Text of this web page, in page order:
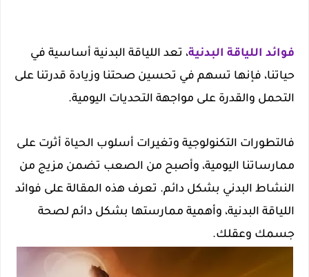
فوائد اللياقة البدنية، تعد اللياقة البدنية أساسية في
حياتنا، فإنها تسهم في تحسين صحتنا وزيادة قدرتنا على
التحمل والقدرة على مواجهة التحديات اليومية.
فالتطورات التكنولوجية وتغيرات أسلوب الحياة أثرت على
ممارساتنا اليومية، وأصبح من الصعب تضمن مزيج من
النشاط البدني بشكل دائم. تعرف هذه المقالة على فوائد
اللياقة البدنية، وأهمية ممارستها بشكل دائم لصحة
جسمك وعقلك.